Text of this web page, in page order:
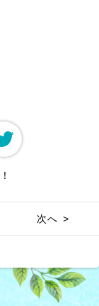
次へ >